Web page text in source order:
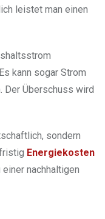
leistet man einen
kann sogar Strom
Der Überschuss wird
sondern
Energiekosten
nachhaltigen